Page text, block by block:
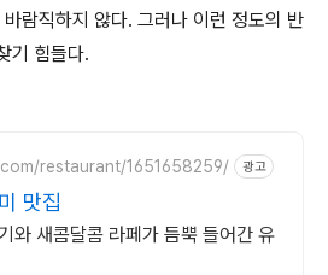
람직하지 않다. 그러나 이런 정도의 반
기 힘들다.
restaurant/1651658259/ 광고
맛집
와 새콤달콤 라페가 듬뿍 들어간 유